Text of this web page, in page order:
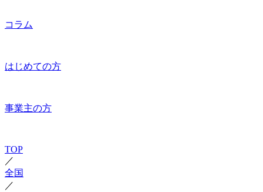
コラム
はじめての方
事業主の方
TOP
／
全国
／